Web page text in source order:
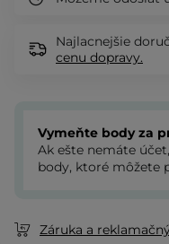
Najlacnejšie
cenu dopravy.
Vymeňte body za
Ak ešte nemáte účet,
body, ktoré môžete
Záruka a